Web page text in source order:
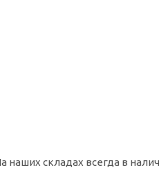
наших складах всегда в